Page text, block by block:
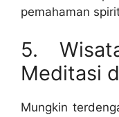
pemahaman
5.
Meditasi
Mungkin